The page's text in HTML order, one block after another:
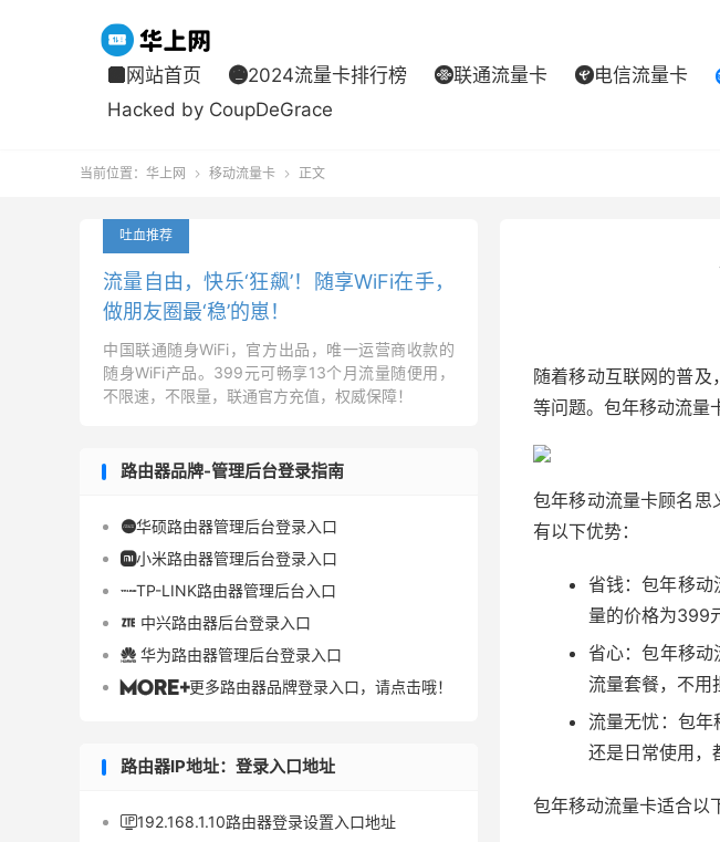
 网站首页 2024流量卡排行榜 联通流量卡 电信流量卡
Hacked by CoupDeGrace
当前位置： 华上网  移动流量卡  正文
随着移动互联网的普
等问题。包年移动流量
包年移动流量卡顾名思
有以下优势：
省钱：包年移动
量的价格为399
省心：包年移动
流量套餐，不用
流量无忧：包年
还是日常使用，
包年移动流量卡适合以
吐血推荐
流量自由，快乐‘狂飙’！随享WiFi在手，
做朋友圈最‘稳’的崽！
中国联通随身WiFi，官方出品，唯一运营商收款的
随身WiFi产品。399元可畅享13个月流量随便用，
不限速，不限量，联通官方充值，权威保障！
路由器品牌-管理后台登录指南
华硕路由器管理后台登录入口
小米路由器管理后台登录入口
TP-LINK路由器管理后台入口
 中兴路由器后台登录入口
 华为路由器管理后台登录入口
更多路由器品牌登录入口，请点击哦！
路由器IP地址：登录入口地址
192.168.1.10路由器登录设置入口地址